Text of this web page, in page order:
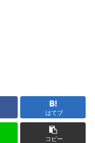
はてブ
コピー